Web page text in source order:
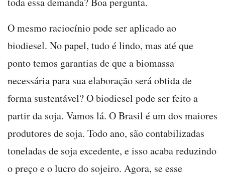
O mesmo raciocínio pode ser aplicado ao
biodiesel. No papel, tudo é lindo, mas até que
ponto temos garantias de que a biomassa
necessária para sua elaboração será obtida de
forma sustentável? O biodiesel pode ser feito a
partir da soja. Vamos lá. O Brasil é um dos maiores
produtores de soja. Todo ano, são contabilizadas
toneladas de soja excedente, e isso acaba reduzindo
o preço e o lucro do sojeiro. Agora, se esse